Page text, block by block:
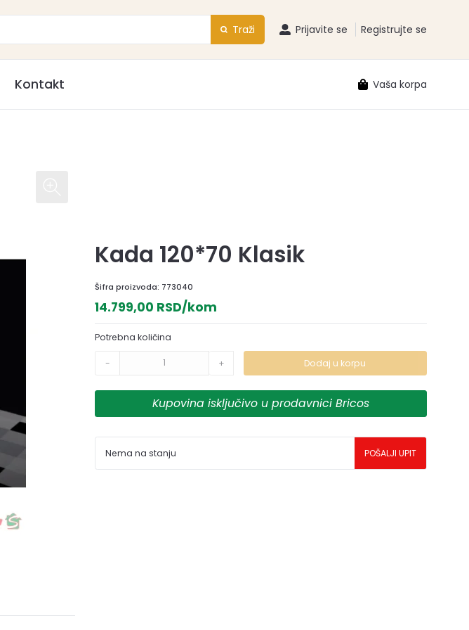
Traži Prijavite se Registrujte se
Kontakt Vaša korpa
Kada 120*70 Klasik
Šifra proizvoda: 773040
14.799,00 RSD/kom
Potrebna količina
- + Dodaj u korpu
Kupovina isključivo u prodavnici Bricos
Nema na stanju POŠALJI UPIT